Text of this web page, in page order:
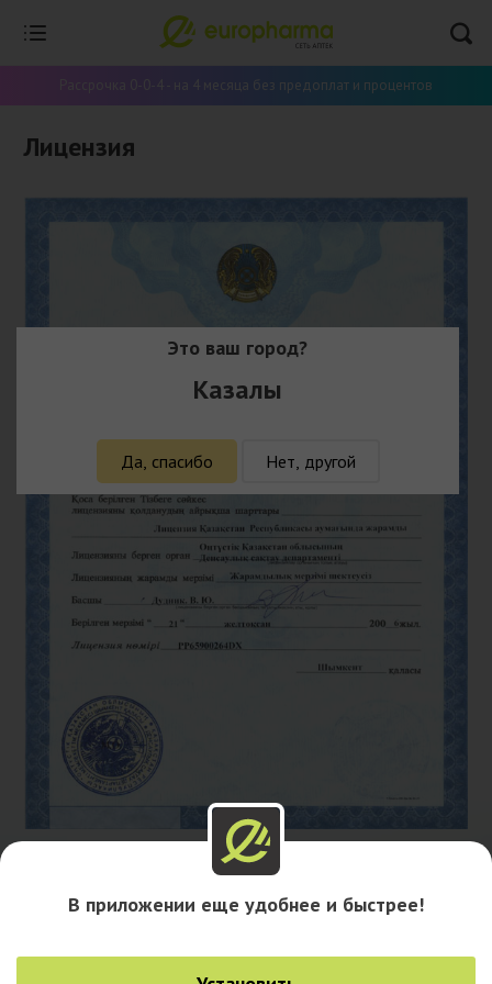
Рассрочка 0-0-4 - на 4 месяца без предоплат и процентов
Лицензия
В приложении еще удобнее и быстрее!
Это ваш город?
Казалы
Да, спасибо Нет, другой